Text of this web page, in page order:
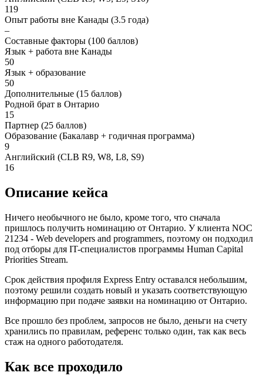
119
Опыт работы вне Канады (3.5 года)
–
Составные факторы (100 баллов)
Язык + работа вне Канады
50
Язык + образование
50
Дополнительные (15 баллов)
Родной брат в Онтарио
15
Партнер (25 баллов)
Образование (Бакалавр + годичная программа)
9
Английский (CLB R9, W8, L8, S9)
16
Описание кейса
Ничего необычного не было, кроме того, что сначала
пришлось получить номинацию от Онтарио. У клиента NOC
21234 - Web developers and programmers, поэтому он подходил
под отборы для IT-специалистов программы Human Capital
Priorities Stream.
Срок действия профиля Express Entry оставался небольшим,
поэтому решили создать новый и указать соответствующую
информацию при подаче заявки на номинацию от Онтарио.
Все прошло без проблем, запросов не было, деньги на счету
хранились по правилам, референс только один, так как весь
стаж на одного работодателя.
Как все проходило